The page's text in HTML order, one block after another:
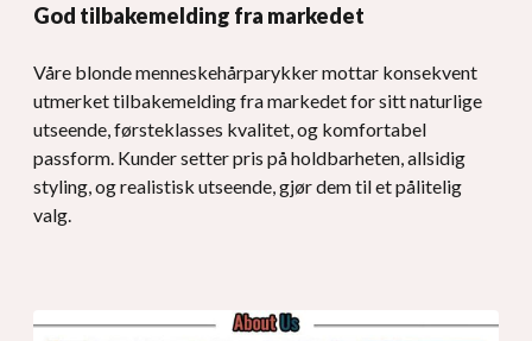
God tilbakemelding fra markedet
Våre blonde menneskehårparykker mottar konsekvent
utmerket tilbakemelding fra markedet for sitt naturlige
utseende, førsteklasses kvalitet, og komfortabel
passform. Kunder setter pris på holdbarheten, allsidig
styling, og realistisk utseende, gjør dem til et pålitelig
valg.